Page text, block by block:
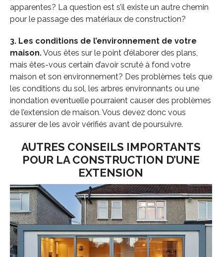
apparentes? La question est s’il existe un autre chemin
pour le passage des matériaux de construction?
3. Les conditions de l’environnement de votre
maison.Vous êtes sur le point d’élaborer des plans,
mais êtes-vous certain d’avoir scruté à fond votre
maison et son environnement? Des problèmes tels que
les conditions du sol, les arbres environnants ou une
inondation eventuelle pourraient causer des problèmes
de l’extension de maison. Vous devez donc vous
assurer de les avoir vérifiés avant de poursuivre.
AUTRES CONSEILS IMPORTANTS
POUR LA CONSTRUCTION D’UNE
EXTENSION